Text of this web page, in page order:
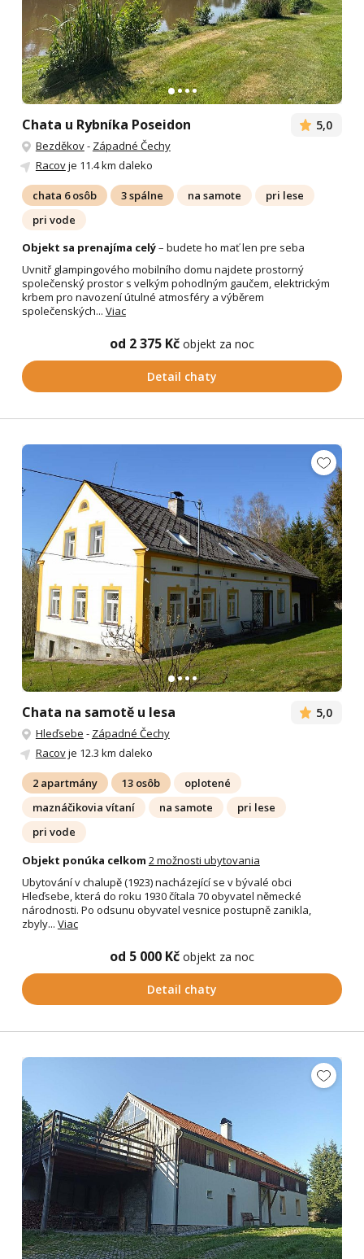
Chata u Rybníka Poseidon 5,0
Bezděkov- Západné Čechy
Racovje 11.4 km daleko
chata 6 osôb 3 spálne na samote
pri lese
pri vode
Objekt sa prenajíma celý– budete ho mať len pre seba
Uvnitř glampingového mobilního domu najdete prostorný
společenský prostor s velkým pohodlným gaučem, elektrickým
krbem pro navození útulné atmosféry a výběrem
společenských... Viac
od 2 375 Kč objekt za noc
Detail chaty
Chata na samotě u lesa 5,0
Hleďsebe - Západné Čechy
Racovje 12.3 km daleko
2 apartmány 13 osôb
oplotené
maznáčikovia vítaní
na samote
pri lese
pri vode
Objekt ponúka celkom 2 možnosti ubytovania
Ubytování v chalupě (1923) nacházející se v bývalé obci
Hleďsebe, která do roku 1930 čítala 70 obyvatel německé
národnosti. Po odsunu obyvatel vesnice postupně zanikla,
zbyly... Viac
od 5 000 Kč objekt za noc
Detail chaty